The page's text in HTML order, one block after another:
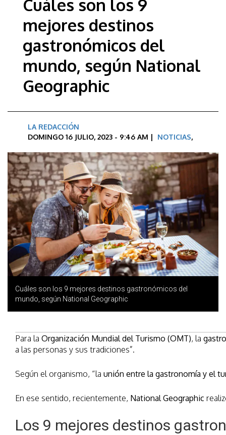
Cuáles son los 9
mejores destinos
gastronómicos del
mundo, según National
Geographic
LA REDACCIÓN
DOMINGO 16 JULIO, 2023 - 9:46 AM | NOTICIAS,
Cuáles son los 9 mejores destinos gastronómicos del
mundo, según National Geographic
Para la Organización Mundial del Turismo (OMT), la
a las personas y sus tradiciones”.
Según el organismo, “la unión entre la gastronomía y el
En ese sentido, recientemente, National Geographic
Los 9 mejores destinos